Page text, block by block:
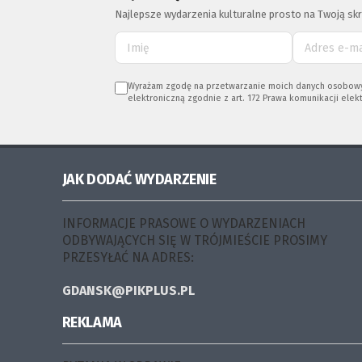
Najlepsze wydarzenia kulturalne prosto na Twoją
Wyrażam zgodę na przetwarzanie moich danych
elektroniczną zgodnie z art. 172 Prawa komunikacji
JAK DODAĆ WYDARZENIE
INFORMACJE PRASOWE O WYDARZENIACH
ODBYWAJĄCYCH SIĘ W TRÓJMIEŚCIE PROSIMY
PRZESYŁAĆ NA ADRES:
GDANSK@PIKPLUS.PL
REKLAMA